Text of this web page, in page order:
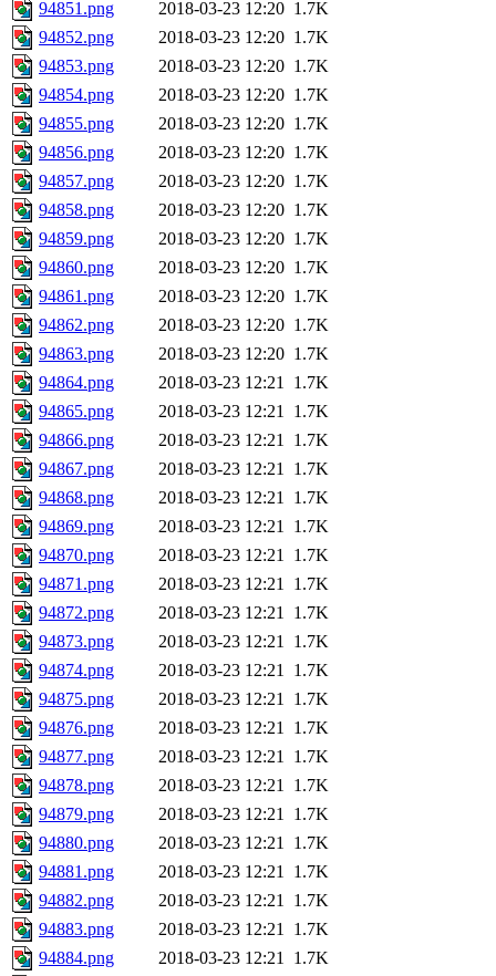
94851.png 2018-03-23 12:20 1.7K
94852.png
2018-03-23 12:20 1.7K
94853.png
2018-03-23 12:20 1.7K
94854.png
2018-03-23 12:20 1.7K
94855.png
2018-03-23 12:20 1.7K
94856.png
2018-03-23 12:20 1.7K
94857.png
2018-03-23 12:20 1.7K
94858.png
2018-03-23 12:20 1.7K
94859.png
2018-03-23 12:20 1.7K
94860.png
2018-03-23 12:20 1.7K
94861.png
2018-03-23 12:20 1.7K
94862.png
2018-03-23 12:20 1.7K
94863.png
2018-03-23 12:20 1.7K
94864.png
2018-03-23 12:21 1.7K
94865.png
2018-03-23 12:21 1.7K
94866.png
2018-03-23 12:21 1.7K
94867.png
2018-03-23 12:21 1.7K
94868.png
2018-03-23 12:21 1.7K
94869.png
2018-03-23 12:21 1.7K
94870.png
2018-03-23 12:21 1.7K
94871.png
2018-03-23 12:21 1.7K
94872.png
2018-03-23 12:21 1.7K
94873.png
2018-03-23 12:21 1.7K
94874.png
2018-03-23 12:21 1.7K
94875.png
2018-03-23 12:21 1.7K
94876.png
2018-03-23 12:21 1.7K
94877.png
2018-03-23 12:21 1.7K
94878.png
2018-03-23 12:21 1.7K
94879.png
2018-03-23 12:21 1.7K
94880.png
2018-03-23 12:21 1.7K
94881.png
2018-03-23 12:21 1.7K
94882.png
2018-03-23 12:21 1.7K
94883.png
2018-03-23 12:21 1.7K
94884.png
2018-03-23 12:21 1.7K